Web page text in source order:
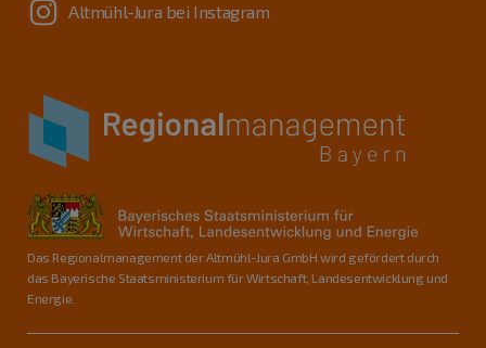
Altmühl-Jura bei Instagram
Das Regionalmanagement der Altmühl-Jura GmbH wird gefördert durch
das Bayerische Staatsministerium für Wirtschaft, Landesentwicklung und
Energie.